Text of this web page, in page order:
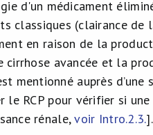
d'un médicament
classiques (clairance
en raison de la
cirrhose avancée et la
mentionné auprès
le RCP pour vérifier si
rénale,voir Intro.2.3.].